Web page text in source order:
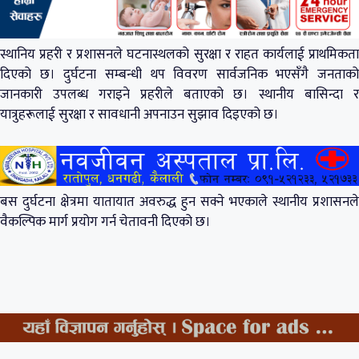
स्थानिय प्रहरी र प्रशासनले घटनास्थलको सुरक्षा र राहत कार्यलाई प्राथमिकता
दिएको छ। दुर्घटना सम्बन्धी थप विवरण सार्वजनिक भएसँगै जनताको
जानकारी उपलब्ध गराइने प्रहरीले बताएको छ। स्थानीय बासिन्दा र
यात्रुहरूलाई सुरक्षा र सावधानी अपनाउन सुझाव दिइएको छ।
बस दुर्घटना क्षेत्रमा यातायात अवरुद्ध हुन सक्ने भएकाले स्थानीय प्रशासनले
वैकल्पिक मार्ग प्रयोग गर्न चेतावनी दिएको छ।